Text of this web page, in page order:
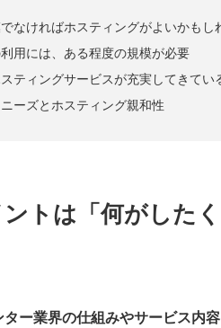
なければホスティングがよいかもし
用には、ある程度の規模が必要
ティングサービスが充実してきてい
ーズとホスティング親和性
トは「何がした
業界の仕組みやサービス内容